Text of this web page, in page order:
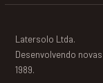
Latersolo Ltda.
Desenvolvendo
1989.